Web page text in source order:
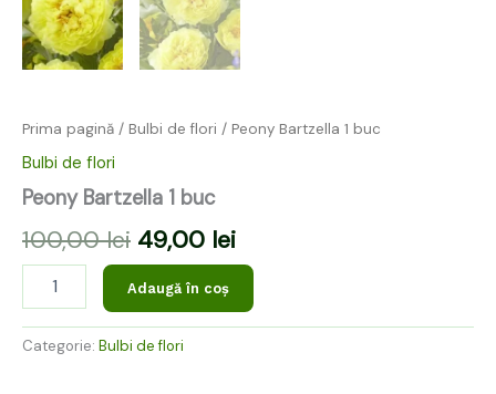
Prima pagină / Bulbi de flori / Peony Bartzella 1 buc
Bulbi de flori
Peony Bartzella 1 buc
100,00lei 49,00 lei
Adaugă în coș
Categorie: Bulbi de flori